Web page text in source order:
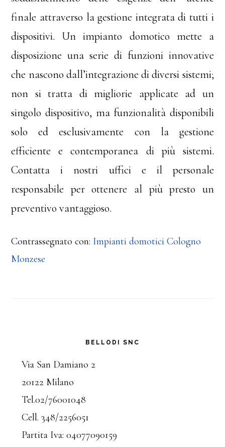
finale attraverso la gestione integrata di tutti i
dispositivi. Un impianto domotico mette a
disposizione una serie di funzioni innovative
che nascono dall’integrazione di diversi sistemi;
non si tratta di migliorie applicate ad un
singolo dispositivo, ma funzionalità disponibili
solo ed esclusivamente con la gestione
efficiente e contemporanea di più sistemi.
Contatta i nostri uffici e il personale
responsabile per ottenere al più presto un
preventivo vantaggioso.
Contrassegnato con: Impianti domotici Cologno
Monzese
laterale
primaria
BELLODI SNC
Via San Damiano 2
20122 Milano
Tel.02/76001048
Cell. 348/2256051
Partita Iva: 04077090159